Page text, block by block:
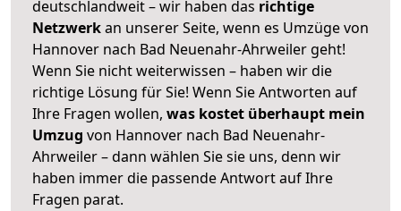
deutschlandweit – wir haben das richtige
Netzwerkan unserer Seite, wenn es Umzüge von
Hannover nach Bad Neuenahr-Ahrweiler geht!
Wenn Sie nicht weiterwissen – haben wir die
richtige Lösung für Sie! Wenn Sie Antworten auf
Ihre Fragen wollen, was kostet überhaupt mein
Umzug von Hannover nach Bad Neuenahr-
Ahrweiler – dann wählen Sie sie uns, denn wir
haben immer die passende Antwort auf Ihre
Fragen parat.